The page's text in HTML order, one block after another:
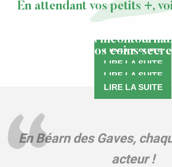
En attendant vos petits +,
Comme un local
LIRE LA SUITE
LIRE LA SUITE
Les
LIRE LA SUITE
Nos coins
LIRE LA SUITE
En Béarn des Gaves,
acteur !